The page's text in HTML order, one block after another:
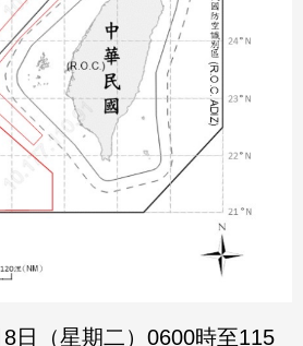
日（星期二）0600時至115